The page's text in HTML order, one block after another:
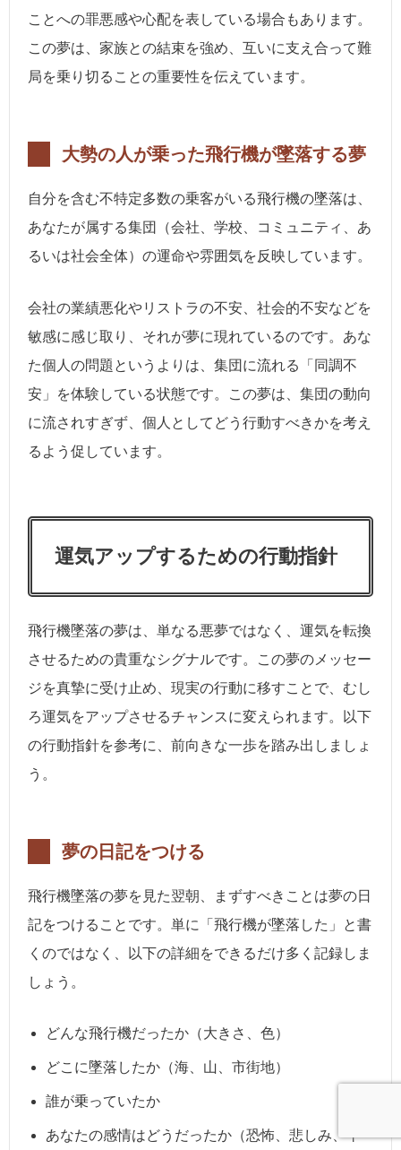
ことへの罪悪感や心配を表している場合もあります。
この夢は、家族との結束を強め、互いに支え合って難
局を乗り切ることの重要性を伝えています。
大勢の人が乗った飛行機が墜落する夢
自分を含む不特定多数の乗客がいる飛行機の墜落は、
あなたが属する集団（会社、学校、コミュニティ、あ
るいは社会全体）の運命や雰囲気を反映しています。
会社の業績悪化やリストラの不安、社会的不安などを
敏感に感じ取り、それが夢に現れているのです。あな
た個人の問題というよりは、集団に流れる「同調不
安」を体験している状態です。この夢は、集団の動向
に流されすぎず、個人としてどう行動すべきかを考え
るよう促しています。
運気アップするための行動指針
飛行機墜落の夢は、単なる悪夢ではなく、運気を転換
させるための貴重なシグナルです。この夢のメッセー
ジを真摯に受け止め、現実の行動に移すことで、むし
ろ運気をアップさせるチャンスに変えられます。以下
の行動指針を参考に、前向きな一歩を踏み出しましょ
う。
夢の日記をつける
飛行機墜落の夢を見た翌朝、まずすべきことは夢の日
記をつけることです。単に「飛行機が墜落した」と書
くのではなく、以下の詳細をできるだけ多く記録しま
しょう。
どんな飛行機だったか（大きさ、色）
どこに墜落したか（海、山、市街地）
誰が乗っていたか
あなたの感情はどうだったか（恐怖、悲しみ、平